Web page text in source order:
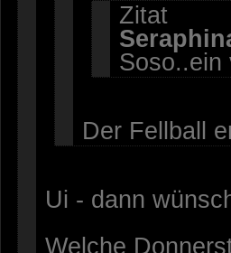
Zitat
Soso..ein
Der Fellball
Ui - dann
Welche